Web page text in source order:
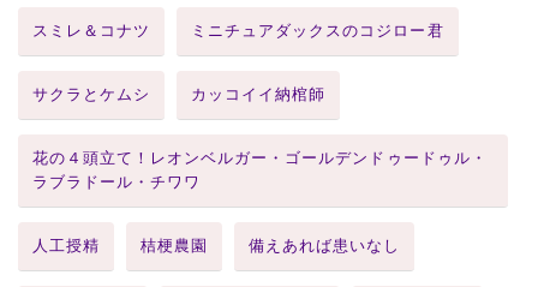
スミレ＆コナツ ミニチュアダックスのコジロー君
サクラとケムシ カッコイイ納棺師
花の４頭立て！レオンベルガー・ゴールデンドゥードゥル・
ラブラドール・チワワ
人工授精 桔梗農園 備えあれば患いなし